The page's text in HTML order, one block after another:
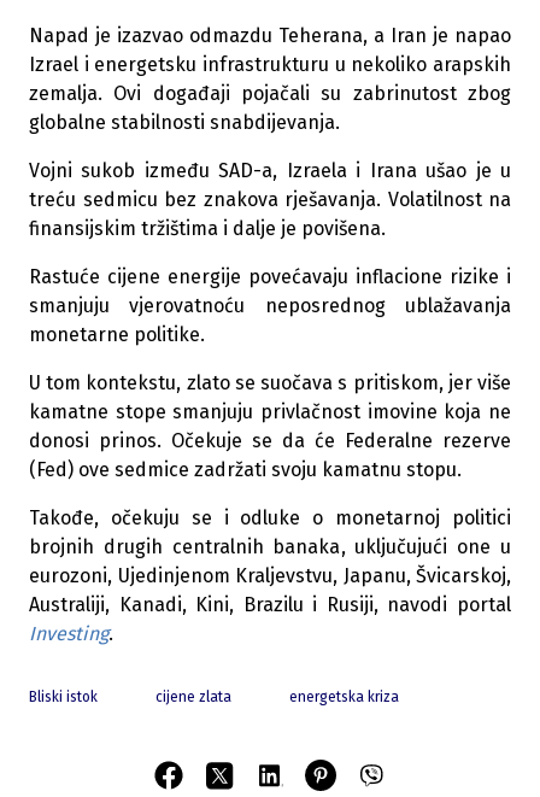
Napad je izazvao odmazdu Teherana, a Iran je napao
Izrael i energetsku infrastrukturu u nekoliko arapskih
zemalja. Ovi događaji pojačali su zabrinutost zbog
globalne stabilnosti snabdijevanja.
Vojni sukob između SAD-a, Izraela i Irana ušao je u
treću sedmicu bez znakova rješavanja. Volatilnost na
finansijskim tržištima i dalje je povišena.
Rastuće cijene energije povećavaju inflacione rizike i
smanjuju vjerovatnoću neposrednog ublažavanja
monetarne politike.
U tom kontekstu, zlato se suočava s pritiskom, jer više
kamatne stope smanjuju privlačnost imovine koja ne
donosi prinos. Očekuje se da će Federalne rezerve
(Fed) ove sedmice zadržati svoju kamatnu stopu.
Takođe, očekuju se i odluke o monetarnoj politici
brojnih drugih centralnih banaka, uključujući one u
eurozoni, Ujedinjenom Kraljevstvu, Japanu, Švicarskoj,
Australiji, Kanadi, Kini, Brazilu i Rusiji, navodi portal
Investing.
Bliski istok cijene zlata energetska kriza